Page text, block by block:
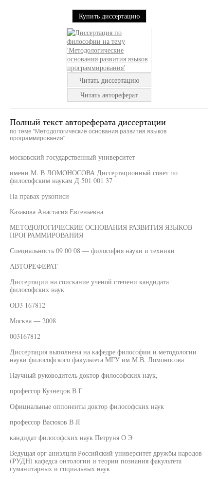
Купить диссертацию
Читать диссертацию
Читать автореферат
Полный текст автореферата диссертации
по теме "Методологические основания развития языков
программирования"
московский государственный университет
имени М. В ЛОМОНОСОВА Диссертационный совет по
философским наукам Д 501 001 37
На правах рукописи
Казакова Анастасия Евгеньевна
МЕТОДОЛОГИЧЕСКИЕ ОСНОВАНИЯ РАЗВИТИЯ ЯЗЫКОВ
ПРОГРАММИРОВАНИЯ
Специальность 09 00 08 — философия науки и техники
АВТОРЕФЕРАТ
Диссертации на соискание ученой степени кандидата
философских наук
OD3 167812
Москва — 2008
003167812
Диссертация выполнена на кафедре философии и методологии
науки философского факультета МГУ им М В. Ломоносова
Научный руководитель доктор философских наук,
профессор Кузнецов В Г
Официальные оппоненты доктор философских наук
профессор Васюков В JI
кандидат философских наук Петруня О Э
Ведущая орг анизлцля Российский университет дружбы народов
(РУДН) кафедса онтологии и теории познания факультета
гуманитарных и социальных наук